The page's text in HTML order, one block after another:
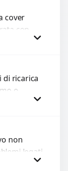
cover
con
di ricarica
o
guasti,
non
legati